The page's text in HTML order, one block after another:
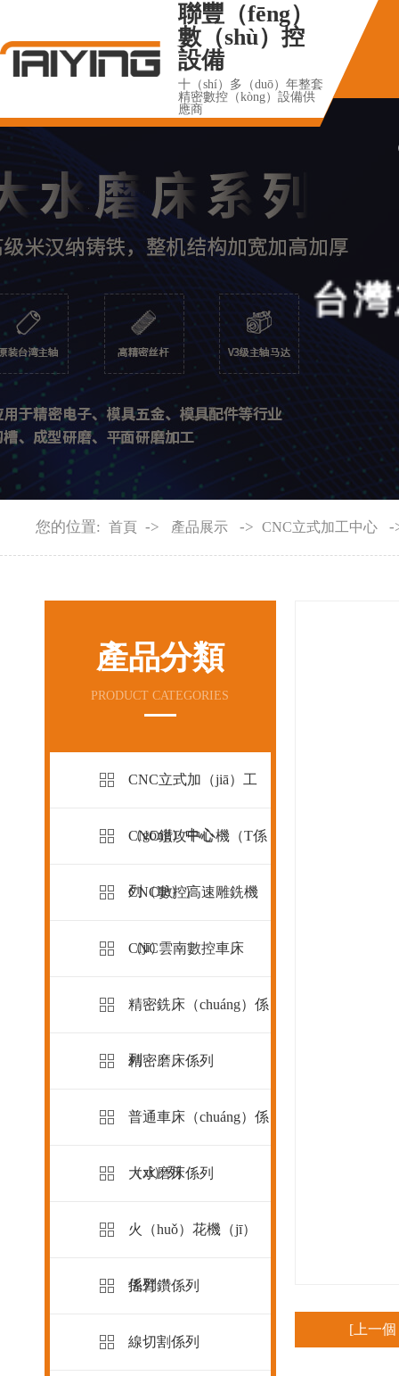
聯豐（fēng）
數（shù）控
設備
十（shí）多（duō）年整套
精密數控（kòng）設備供
應商
台 灣
您的位置: 首頁 -> 產品展示 -> CNC立式加工中心 -
產品分類
PRODUCT CATEGORIES
CNC立式加（jiā）工
（gōng）中心
CNC鑽攻中心機（T係
列（liè））
CNC數控高速雕銑機
（jī）
CNC雲南數控車床
精密銑床（chuáng）係
列
精密磨床係列
普通車床（chuáng）係
（xì）列
大水磨床係列
火（huǒ）花機（jī）
係列
搖臂鑽係列
線切割係列
[上一